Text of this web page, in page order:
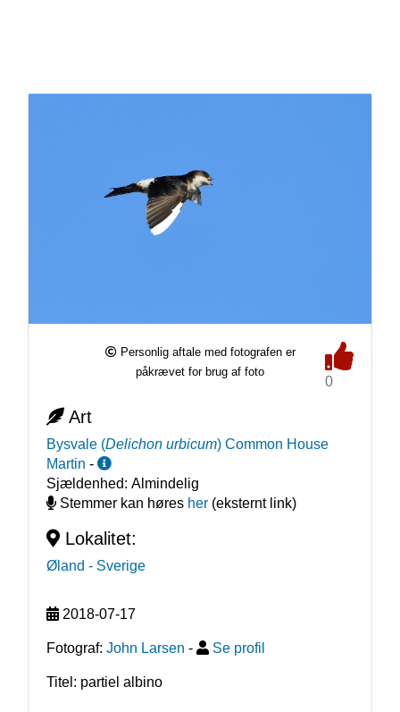
Personlig aftale med fotografen er
påkrævet for brug af foto
0
Art
Bysvale (Delichon urbicum) Common House
Martin -
Sjældenhed: Almindelig
Stemmer kan høres her(eksternt link)
Lokalitet:
Øland - Sverige
2018-07-17
Fotograf: John Larsen - Se profil
Titel: partiel albino